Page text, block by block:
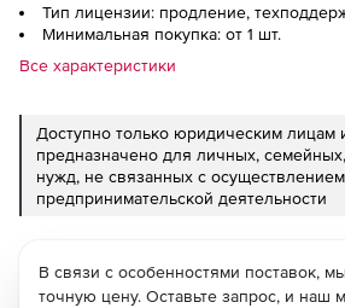
Тип лицензии: продление,
Минимальная покупка: от 1 шт.
Все характеристики
Доступно только юридическим лицам
предназначено для личных,
нужд, не связанных с осуществлением
предпринимательской деятельности
В связи с особенностями поставок,
точную цену. Оставьте запрос, и наш